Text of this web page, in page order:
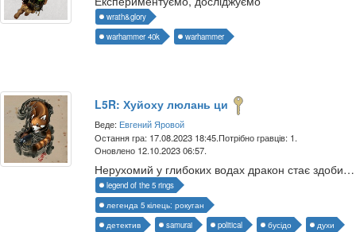
wrath&glory
warhammer 40k
warhammer
L5R: Хуйоху люлань ци
Веде: Евгений Яровой
Остання гра: 17.08.2023 18:45.Потрібно гравців: 1.
Оновлено 12.10.2023 06:57.
Нерухомий у глибоких водах дракон стає здобиччю крабів.
legend of the 5 rings
легенда 5 кілець: рокуган
детектив
samurai political бусідо
духи